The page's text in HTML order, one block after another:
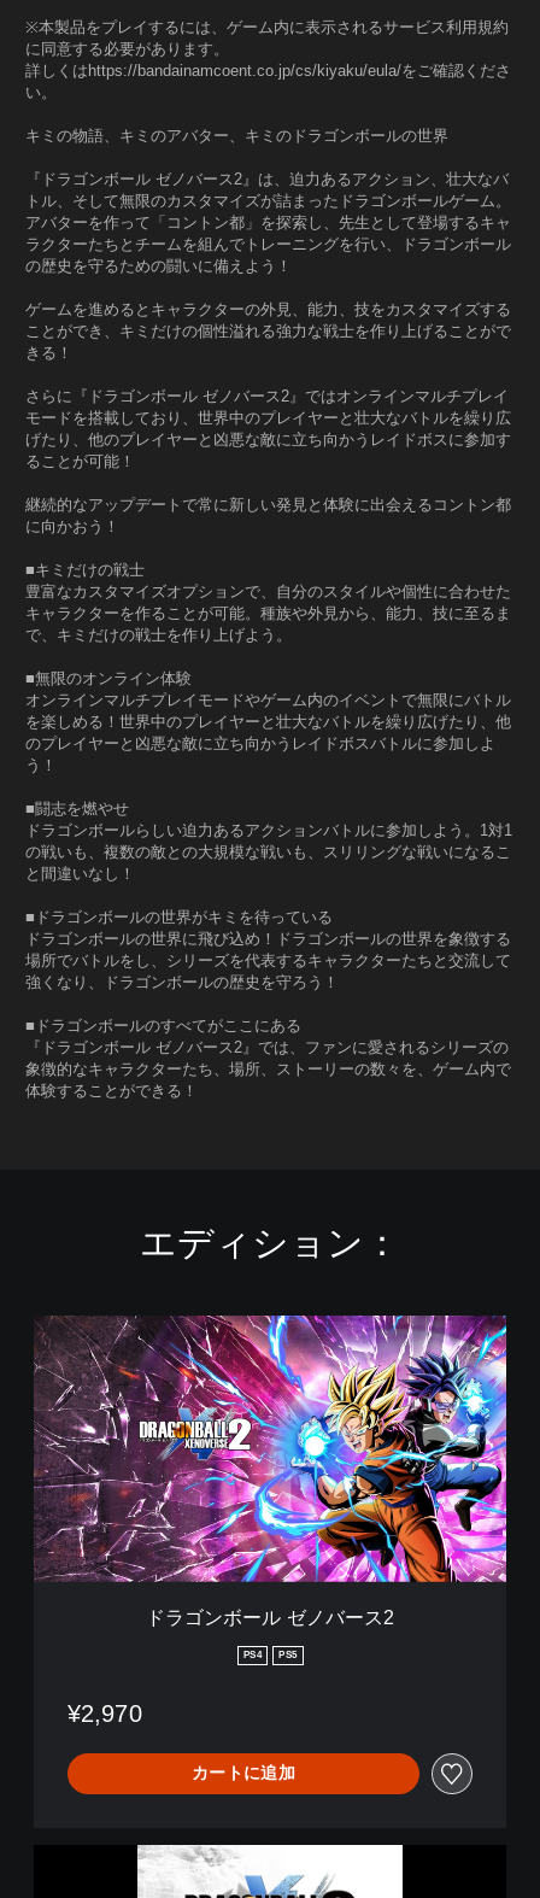
※本製品をプレイするには、ゲーム内に表示されるサービス利用規約
に同意する必要があります。
詳しくはhttps://bandainamcoent.co.jp/cs/kiyaku/eula/をご確認くださ
い。
キミの物語、キミのアバター、キミのドラゴンボールの世界
『ドラゴンボール ゼノバース2』は、迫力あるアクション、壮大なバ
トル、そして無限のカスタマイズが詰まったドラゴンボールゲーム。
アバターを作って「コントン都」を探索し、先生として登場するキャ
ラクターたちとチームを組んでトレーニングを行い、ドラゴンボール
の歴史を守るための闘いに備えよう！
ゲームを進めるとキャラクターの外見、能力、技をカスタマイズする
ことができ、キミだけの個性溢れる強力な戦士を作り上げることがで
きる！
さらに『ドラゴンボール ゼノバース2』ではオンラインマルチプレイ
モードを搭載しており、世界中のプレイヤーと壮大なバトルを繰り広
げたり、他のプレイヤーと凶悪な敵に立ち向かうレイドボスに参加す
ることが可能！
継続的なアップデートで常に新しい発見と体験に出会えるコントン都
に向かおう！
■キミだけの戦士
豊富なカスタマイズオプションで、自分のスタイルや個性に合わせた
キャラクターを作ることが可能。種族や外見から、能力、技に至るま
で、キミだけの戦士を作り上げよう。
■無限のオンライン体験
オンラインマルチプレイモードやゲーム内のイベントで無限にバトル
を楽しめる！世界中のプレイヤーと壮大なバトルを繰り広げたり、他
のプレイヤーと凶悪な敵に立ち向かうレイドボスバトルに参加しよ
う！
■闘志を燃やせ
ドラゴンボールらしい迫力あるアクションバトルに参加しよう。1対1
の戦いも、複数の敵との大規模な戦いも、スリリングな戦いになるこ
と間違いなし！
■ドラゴンボールの世界がキミを待っている
ドラゴンボールの世界に飛び込め！ドラゴンボールの世界を象徴する
場所でバトルをし、シリーズを代表するキャラクターたちと交流して
強くなり、ドラゴンボールの歴史を守ろう！
■ドラゴンボールのすべてがここにある
『ドラゴンボール ゼノバース2』では、ファンに愛されるシリーズの
象徴的なキャラクターたち、場所、ストーリーの数々を、ゲーム内で
体験することができる！
エディション：
ド
ラ
ゴ
ン
ボ
ー
ル
ゼ
ノ
バ
ー
ス
ドラゴンボール ゼノバース2
PS4 PS5
¥2,970
カートに追加